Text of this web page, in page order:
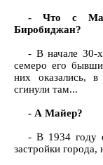
- Что с
Биробиджан?
- В начале 30-
семеро его
них оказались,
сгинули там...
- А Майер?
- В 1934 году
застройки города,